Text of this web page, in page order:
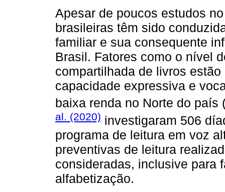
Apesar de poucos estudos
brasileiras têm sido
familiar e sua consequente
Brasil. Fatores como o nível
compartilhada de livros
capacidade expressiva e
baixa renda no Norte do país
al. (2020) investigaram 506
programa de leitura em voz
preventivas de leitura
consideradas, inclusive para
alfabetização.